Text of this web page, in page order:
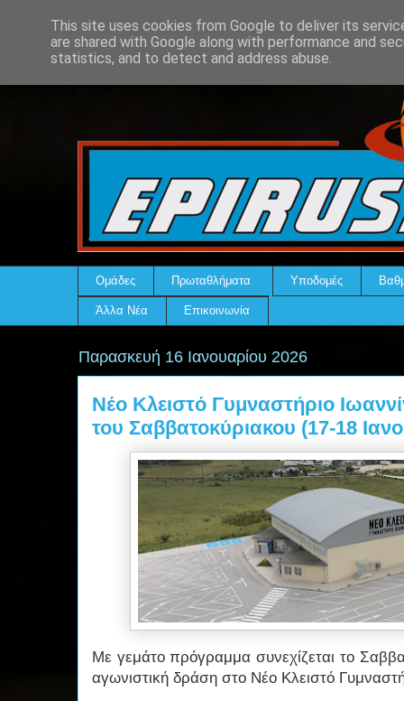
Ομάδες Πρωταθλήματα Υποδομές
Άλλα Νέα Επικοινωνία
Παρασκευή 16 Ιανουαρίου 2026
Νέο Κλειστό Γυμναστήριο
του Σαββατοκύριακου (17-18
Με γεμάτο πρόγραμμα συνεχίζεται το
αγωνιστική δράση στο Νέο Κλειστό
This site uses cookies from Google to deliver its
are shared with Google along with performance and
statistics, and to detect and address abuse.